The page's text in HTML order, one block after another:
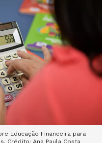
Educação Financeira para
Crédito: Ana Paula Costa